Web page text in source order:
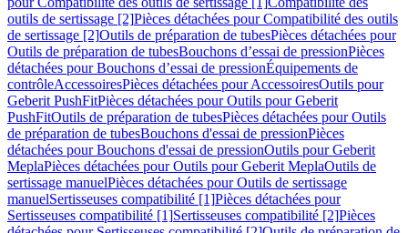
outils de sertissage [2]Pièces détachées pour Compatibilité des outils
de sertissage [2]Outils de préparation de tubesPièces détachées pour
Outils de préparation de tubesBouchons d’essai de pressionPièces
détachées pour Bouchons d’essai de pressionÉquipements de
contrôleAccessoiresPièces détachées pour AccessoiresOutils pour
Geberit PushFitPièces détachées pour Outils pour Geberit
PushFitOutils de préparation de tubesPièces détachées pour Outils
de préparation de tubesBouchons d'essai de pressionPièces
détachées pour Bouchons d'essai de pressionOutils pour Geberit
MeplaPièces détachées pour Outils pour Geberit MeplaOutils de
sertissage manuelPièces détachées pour Outils de sertissage
manuelSertisseuses compatibilité [1]Pièces détachées pour
Sertisseuses compatibilité [1]Sertisseuses compatibilité [2]Pièces